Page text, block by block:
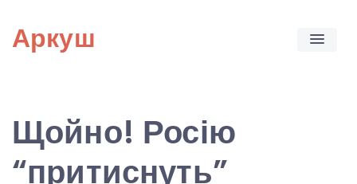
content
Аркуш
Щойно! Росію
“притиснуть”